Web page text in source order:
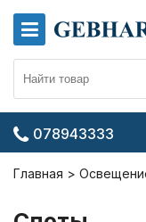
078943333
Главная